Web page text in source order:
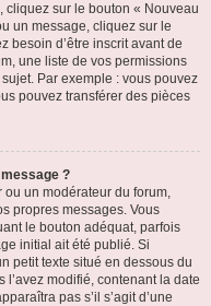
cliquez sur le bouton « Nouveau
un message, cliquez sur le
besoin d’être inscrit avant de
une liste de vos permissions
Par exemple : vous pouvez
pouvez transférer des pièces
?
un modérateur du forum,
propres messages. Vous
le bouton adéquat, parfois
initial ait été publié. Si
petit texte situé en dessous du
modifié, contenant la date
pas s’il s’agit d’une